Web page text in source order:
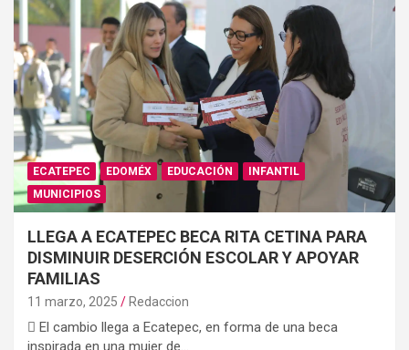
ECATEPEC EDOMÉX EDUCACIÓN
INFANTIL
MUNICIPIOS
LLEGA A ECATEPEC BECA RITA CETINA PARA
DISMINUIR DESERCIÓN ESCOLAR Y APOYAR
FAMILIAS
11 marzo, 2025 Redaccion
 El cambio llega a Ecatepec, en forma de una beca
inspirada en una mujer de…